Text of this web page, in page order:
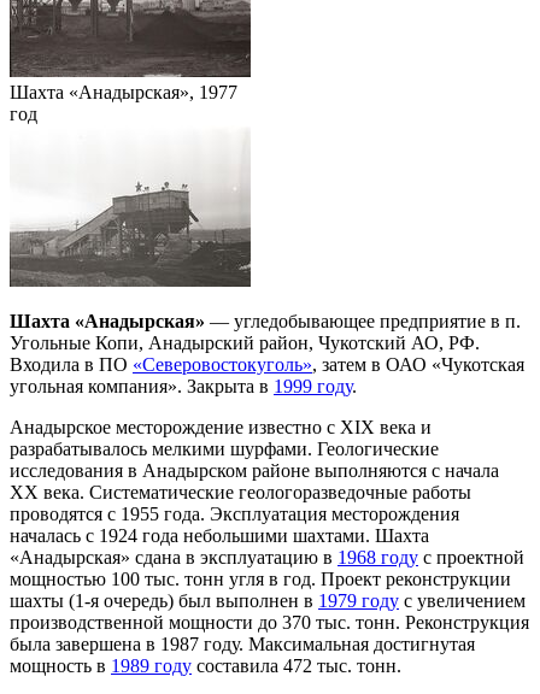
Шахта «Анадырская», 1977
год
Шахта «Анадырская» — угледобывающее предприятие в п.
Угольные Копи, Анадырский район, Чукотский АО, РФ.
Входила в ПО «Северовостокуголь», затем в ОАО «Чукотская
угольная компания». Закрыта в 1999 году.
Анадырское месторождение известно с XIX века и
разрабатывалось мелкими шурфами. Геологические
исследования в Анадырском районе выполняются с начала
ХХ века. Систематические геологоразведочные работы
проводятся с 1955 года. Эксплуатация месторождения
началась с 1924 года небольшими шахтами. Шахта
«Анадырская» сдана в эксплуатацию в 1968 году с проектной
мощностью 100 тыс. тонн угля в год. Проект реконструкции
шахты (1-я очередь) был выполнен в 1979 году с увеличением
производственной мощности до 370 тыс. тонн. Реконструкция
была завершена в 1987 году. Максимальная достигнутая
мощность в 1989 году составила 472 тыс. тонн.